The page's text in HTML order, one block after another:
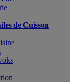
de Cuisson